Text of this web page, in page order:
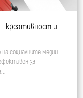
креативност и
социалните медии
за